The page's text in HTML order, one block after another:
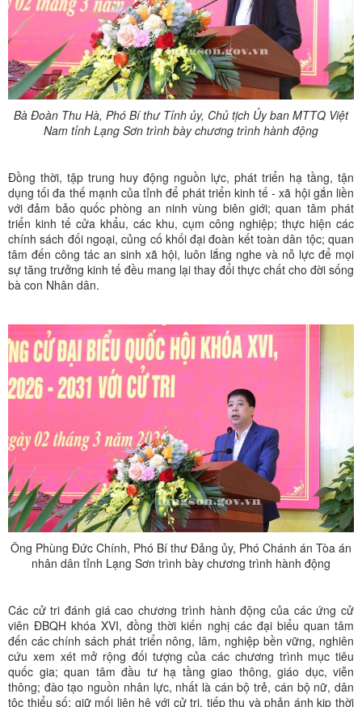
Bà Đoàn Thu Hà, Phó Bí thư Tỉnh ủy, Chủ tịch Ủy ban MTTQ Việt
Nam tỉnh Lạng Sơn trình bày chương trình hành động
Đồng thời, tập trung huy động nguồn lực, phát triển hạ tầng, tận
dụng tối đa thế mạnh của tỉnh để phát triển kinh tế - xã hội gắn liền
với đảm bảo quốc phòng an ninh vùng biên giới; quan tâm phát
triển kinh tế cửa khẩu, các khu, cụm công nghiệp; thực hiện các
chính sách đối ngoại, củng cố khối đại đoàn kết toàn dân tộc; quan
tâm đến công tác an sinh xã hội, luôn lắng nghe và nỗ lực để mọi
sự tăng trưởng kinh tế đều mang lại thay đổi thực chất cho đời sống
bà con Nhân dân.
Ông Phùng Đức Chính, Phó Bí thư Đảng ủy, Phó Chánh án Tòa án
nhân dân tỉnh Lạng Sơn trình bày chương trình hành động
Các cử tri đánh giá cao chương trình hành động của các ứng cử
viên ĐBQH khóa XVI, đồng thời kiến nghị các đại biểu quan tâm
đến các chính sách phát triển nông, lâm, nghiệp bền vững, nghiên
cứu xem xét mở rộng đối tượng của các chương trình mục tiêu
quốc gia; quan tâm đầu tư hạ tầng giao thông, giáo dục, viễn
thông; đào tạo nguồn nhân lực, nhất là cán bộ trẻ, cán bộ nữ, dân
tộc thiểu số; giữ mối liên hệ với cử tri, tiếp thu và phản ánh kịp thời